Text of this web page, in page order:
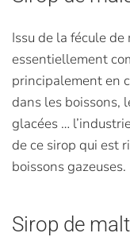
Issu de la fécule
essentiellement
principalement en
dans les boissons,
glacées …
de ce sirop qui est
boissons gazeuses.
Sirop de malt